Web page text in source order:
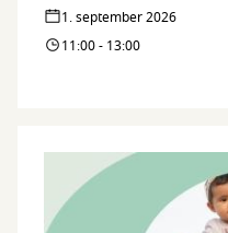
1. september 2026
11:00 - 13:00